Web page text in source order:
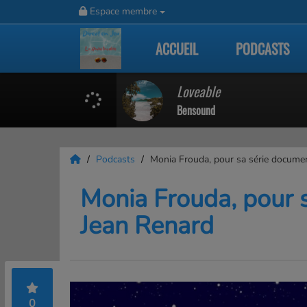
Espace membre
ACCUEIL PODCASTS
Loveable
Bensound
Podcasts Monia Frouda, pour sa série
Monia Frouda, pour
Jean Renard
0